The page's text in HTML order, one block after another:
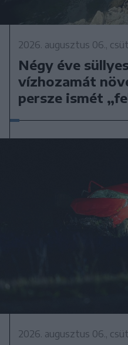
2026. augusztus 06.,
Négy éve
vízhozamát
persze ismét
2026. augusztus 06.,